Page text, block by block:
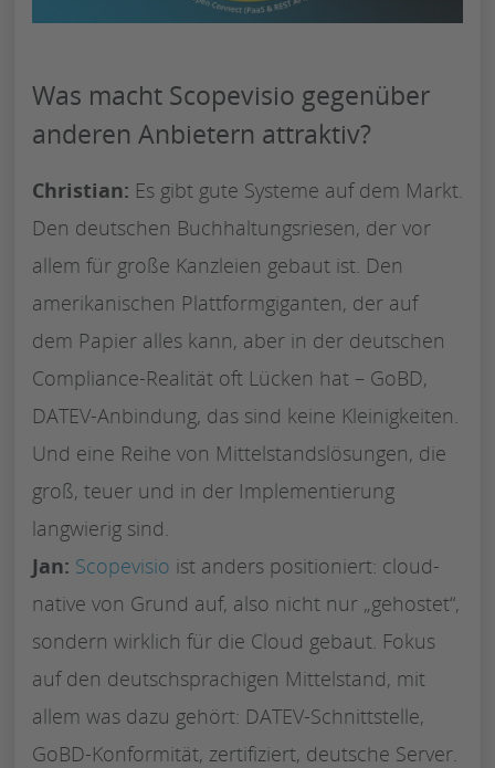
Was macht Scopevisio gegenüber
anderen Anbietern attraktiv?
Christian: Es gibt gute Systeme auf dem Markt.
Den deutschen Buchhaltungsriesen, der vor
allem für große Kanzleien gebaut ist. Den
amerikanischen Plattformgiganten, der auf
dem Papier alles kann, aber in der deutschen
Compliance-Realität oft Lücken hat – GoBD,
DATEV-Anbindung, das sind keine Kleinigkeiten.
Und eine Reihe von Mittelstandslösungen, die
groß, teuer und in der Implementierung
langwierig sind.
Jan: Scopevisio ist anders positioniert: cloud-
native von Grund auf, also nicht nur „gehostet“,
sondern wirklich für die Cloud gebaut. Fokus
auf den deutschsprachigen Mittelstand, mit
allem was dazu gehört: DATEV-Schnittstelle,
GoBD-Konformität, zertifiziert, deutsche Server.